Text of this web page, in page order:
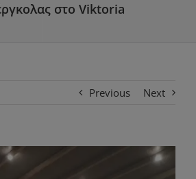
στο Viktoria
Previous Next